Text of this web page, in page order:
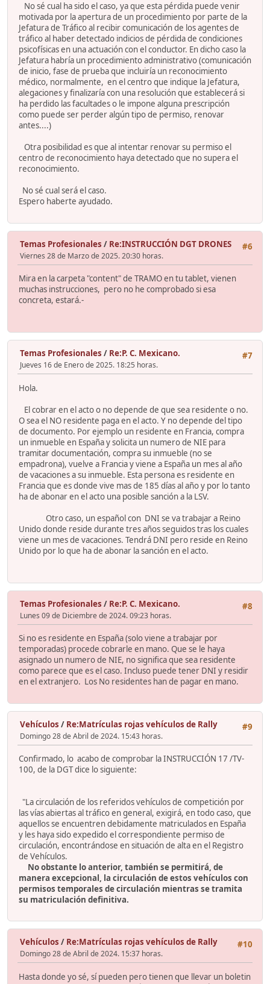
No sé cual ha sido el caso, ya que esta pérdida puede venir
motivada por la apertura de un procedimiento por parte de la
Jefatura de Tráfico al recibir comunicación de los agentes de
tráfico al haber detectado indicios de pérdida de condiciones
psicofísicas en una actuación con el conductor. En dicho caso la
Jefatura habría un procedimiento administrativo (comunicación
de inicio, fase de prueba que incluiría un reconocimiento
médico, normalmente, en el centro que indique la Jefatura,
alegaciones y finalizaría con una resolución que establecerá si
ha perdido las facultades o le impone alguna prescripción
como puede ser perder algún tipo de permiso, renovar
antes....)
Otra posibilidad es que al intentar renovar su permiso el
centro de reconocimiento haya detectado que no supera el
reconocimiento.
No sé cual será el caso.
Espero haberte ayudado.
#6
Temas Profesionales / Re:INSTRUCCIÓN DGT DRONES
Viernes 28 de Marzo de 2025. 20:30 horas.
Mira en la carpeta "content" de TRAMO en tu tablet, vienen
muchas instrucciones, pero no he comprobado si esa
concreta, estará.-
#7
Temas Profesionales / Re:P. C. Mexicano.
Jueves 16 de Enero de 2025. 18:25 horas.
Hola.
El cobrar en el acto o no depende de que sea residente o no.
O sea el NO residente paga en el acto. Y no depende del tipo
de documento. Por ejemplo un residente en Francia, compra
un inmueble en España y solicita un numero de NIE para
tramitar documentación, compra su inmueble (no se
empadrona), vuelve a Francia y viene a España un mes al año
de vacaciones a su inmueble. Esta persona es residente en
Francia que es donde vive mas de 185 días al año y por lo tanto
ha de abonar en el acto una posible sanción a la LSV.
Otro caso, un español con DNI se va trabajar a Reino
Unido donde reside durante tres años seguidos tras los cuales
viene un mes de vacaciones. Tendrá DNI pero reside en Reino
Unido por lo que ha de abonar la sanción en el acto.
#8
Temas Profesionales / Re:P. C. Mexicano.
Lunes 09 de Diciembre de 2024. 09:23 horas.
Si no es residente en España (solo viene a trabajar por
temporadas) procede cobrarle en mano. Que se le haya
asignado un numero de NIE, no significa que sea residente
como parece que es el caso. Incluso puede tener DNI y residir
en el extranjero. Los No residentes han de pagar en mano.
#9
Vehículos / Re:Matrículas rojas vehículos de Rally
Domingo 28 de Abril de 2024. 15:43 horas.
Confirmado, lo acabo de comprobar la INSTRUCCIÓN 17 /TV-
100, de la DGT dice lo siguiente:
"La circulación de los referidos vehículos de competición por
las vías abiertas al tráfico en general, exigirá, en todo caso, que
aquellos se encuentren debidamente matriculados en España
y les haya sido expedido el correspondiente permiso de
circulación, encontrándose en situación de alta en el Registro
de Vehículos.
No obstante lo anterior, también se permitirá, de
manera excepcional, la circulación de estos vehículos con
permisos temporales de circulación mientras se tramita
su matriculación definitiva.
#10
Vehículos / Re:Matrículas rojas vehículos de Rally
Domingo 28 de Abril de 2024. 15:37 horas.
Hasta donde yo sé, sí pueden pero tienen que llevar un boletin